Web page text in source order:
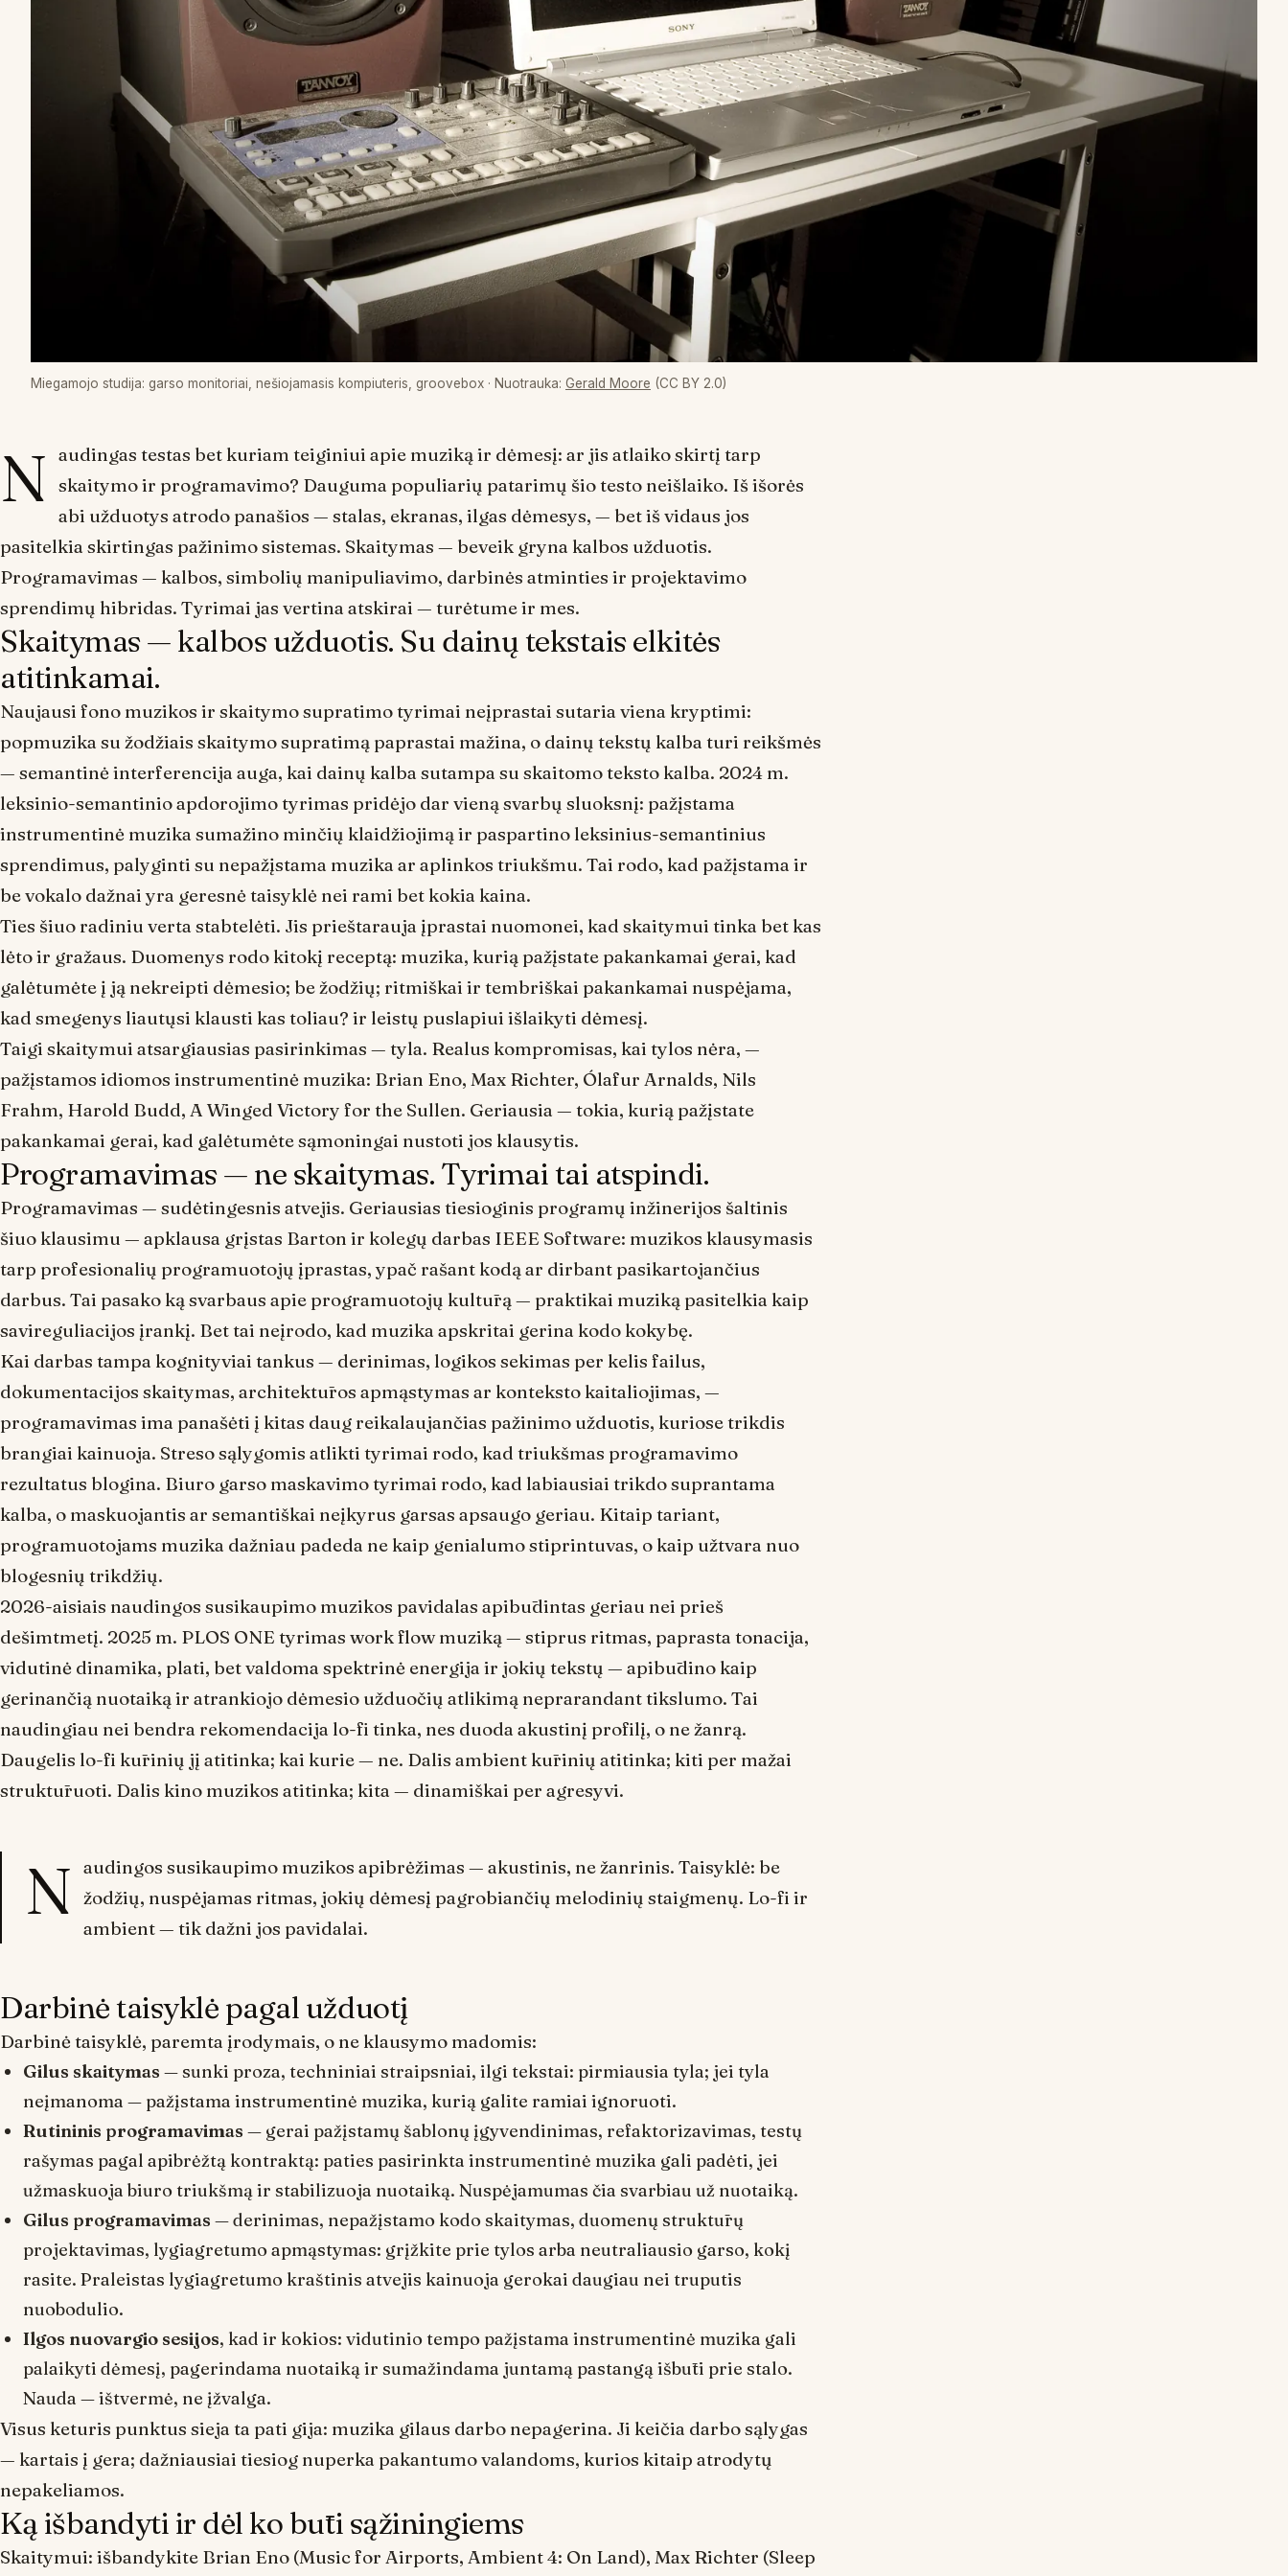
Miegamojo studija: garso monitoriai, nešiojamasis kompiuteris, groovebox · Nuotrauka: Gerald Moore (CC BY 2.0)
N audingas testas bet kuriam teiginiui apie muziką ir dėmesį: ar jis atlaiko skirtį tarp
skaitymoir programavimo? Dauguma populiarių patarimų šio testo neišlaiko. Iš išorės
abi užduotys atrodo panašios — stalas, ekranas, ilgas dėmesys, — bet iš vidaus jos
pasitelkia skirtingas pažinimo sistemas. Skaitymas — beveik gryna kalbos užduotis.
Programavimas — kalbos, simbolių manipuliavimo, darbinės atminties ir projektavimo
sprendimų hibridas. Tyrimai jas vertina atskirai — turėtume ir mes.
Skaitymas — kalbos užduotis. Su dainų tekstais elkitės
atitinkamai.
Naujausi fono muzikos ir skaitymo supratimo tyrimai neįprastai sutaria viena kryptimi:
popmuzika su žodžiais skaitymo supratimą paprastai mažina, o dainų tekstų kalba turi reikšmės
— semantinė interferencija auga, kai dainų kalba sutampa su skaitomo teksto kalba. 2024 m.
leksinio-semantinio apdorojimo tyrimas pridėjo dar vieną svarbų sluoksnį: pažįstama
instrumentinė muzika sumažino minčių klaidžiojimą ir paspartino leksinius-semantinius
sprendimus, palyginti su nepažįstama muzika ar aplinkos triukšmu. Tai rodo, kad pažįstama ir
be vokalo dažnai yra geresnė taisyklė nei rami bet kokia kaina.
Ties šiuo radiniu verta stabtelėti. Jis prieštarauja įprastai nuomonei, kad skaitymui tinka bet kas
lėto ir gražaus. Duomenys rodo kitokį receptą: muzika, kurią pažįstate pakankamai gerai, kad
galėtumėte į ją nekreipti dėmesio; be žodžių; ritmiškai ir tembriškai pakankamai nuspėjama,
kad smegenys liautųsi klausti kas toliau? ir leistų puslapiui išlaikyti dėmesį.
Taigi skaitymui atsargiausias pasirinkimas — tyla. Realus kompromisas, kai tylos nėra, —
pažįstamos idiomos instrumentinė muzika: Brian Eno, Max Richter, Ólafur Arnalds, Nils
Frahm, Harold Budd, A Winged Victory for the Sullen. Geriausia — tokia, kurią pažįstate
pakankamai gerai, kad galėtumėte sąmoningai nustoti jos klausytis.
Programavimas — ne skaitymas. Tyrimai tai atspindi.
Programavimas — sudėtingesnis atvejis. Geriausias tiesioginis programų inžinerijos šaltinis
šiuo klausimu — apklausa grįstas Barton ir kolegų darbas IEEE Software: muzikos klausymasis
tarp profesionalių programuotojų įprastas, ypač rašant kodą ar dirbant pasikartojančius
darbus. Tai pasako ką svarbaus apie programuotojų kultūrą — praktikai muziką pasitelkia kaip
savireguliacijos įrankį. Bet tai neįrodo, kad muzika apskritai gerina kodo kokybę.
Kai darbas tampa kognityviai tankus — derinimas, logikos sekimas per kelis failus,
dokumentacijos skaitymas, architektūros apmąstymas ar konteksto kaitaliojimas, —
programavimas ima panašėti į kitas daug reikalaujančias pažinimo užduotis, kuriose trikdis
brangiai kainuoja. Streso sąlygomis atlikti tyrimai rodo, kad triukšmas programavimo
rezultatus blogina. Biuro garso maskavimo tyrimai rodo, kad labiausiai trikdo suprantama
kalba, o maskuojantis ar semantiškai neįkyrus garsas apsaugo geriau. Kitaip tariant,
programuotojams muzika dažniau padeda ne kaip genialumo stiprintuvas, o kaip užtvara nuo
blogesnių trikdžių.
2026-aisiais naudingos susikaupimo muzikos pavidalas apibūdintas geriau nei prieš
dešimtmetį. 2025 m. PLOS ONE tyrimas work flowmuziką — stiprus ritmas, paprasta tonacija,
vidutinė dinamika, plati, bet valdoma spektrinė energija ir jokių tekstų — apibūdino kaip
gerinančią nuotaiką ir atrankiojo dėmesio užduočių atlikimą neprarandant tikslumo. Tai
naudingiau nei bendra rekomendacija lo-fi tinka, nes duoda akustinį profilį, o ne žanrą.
Daugelis lo-fi kūrinių jį atitinka; kai kurie — ne. Dalis ambient kūrinių atitinka; kiti per mažai
struktūruoti. Dalis kino muzikos atitinka; kita — dinamiškai per agresyvi.
N audingos susikaupimo muzikos apibrėžimas — akustinis, ne žanrinis. Taisyklė: be
žodžių, nuspėjamas ritmas, jokių dėmesį pagrobiančių melodinių staigmenų. Lo-fi ir
ambient— tik dažni jos pavidalai.
Darbinė taisyklė pagal užduotį
Darbinė taisyklė, paremta įrodymais, o ne klausymo madomis:
Gilus skaitymas — sunki proza, techniniai straipsniai, ilgi tekstai: pirmiausia tyla; jei tyla
neįmanoma — pažįstama instrumentinė muzika, kurią galite ramiai ignoruoti.
Rutininis programavimas — gerai pažįstamų šablonų įgyvendinimas, refaktorizavimas, testų
rašymas pagal apibrėžtą kontraktą: paties pasirinkta instrumentinė muzika gali padėti, jei
užmaskuoja biuro triukšmą ir stabilizuoja nuotaiką. Nuspėjamumas čia svarbiau už nuotaiką.
Gilus programavimas — derinimas, nepažįstamo kodo skaitymas, duomenų struktūrų
projektavimas, lygiagretumo apmąstymas: grįžkite prie tylos arba neutraliausio garso, kokį
rasite. Praleistas lygiagretumo kraštinis atvejis kainuoja gerokai daugiau nei truputis
nuobodulio.
Ilgos nuovargio sesijos, kad ir kokios: vidutinio tempo pažįstama instrumentinė muzika gali
palaikyti dėmesį, pagerindama nuotaiką ir sumažindama juntamą pastangą išbūti prie stalo.
Nauda — ištvermė, ne įžvalga.
Visus keturis punktus sieja ta pati gija: muzika gilaus darbo nepagerina. Ji keičia darbo sąlygas
— kartais į gera; dažniausiai tiesiog nuperka pakantumo valandoms, kurios kitaip atrodytų
nepakeliamos.
Ką išbandyti ir dėl ko būti sąžiningiems
Skaitymui: išbandykite Brian Eno (Music for Airports, Ambient 4: On Land), Max Richter (Sleep